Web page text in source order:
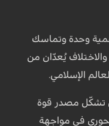
وحدة وتماسك
والاختلاف يُعدّان من
الإسلامي.
تشكّل مصدر قوة
في مواجهة